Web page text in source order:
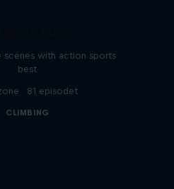
scenes with action sports
best
· 81 episodet
CLIMBING